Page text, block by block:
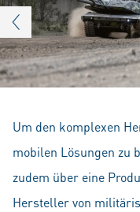
Um den komplexen
mobilen Lösungen zu
zudem über eine
Hersteller von